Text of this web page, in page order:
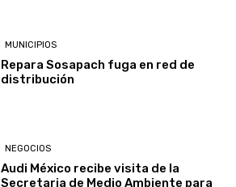
MUNICIPIOS
Repara Sosapach fuga en red de
distribución
NEGOCIOS
Audi México recibe visita de la
Secretaria de Medio Ambiente para